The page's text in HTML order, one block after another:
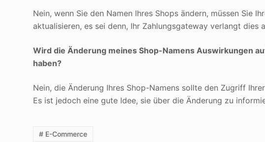
Nein, wenn Sie den Namen Ihres Shops ändern, müssen Sie
aktualisieren, es sei denn, Ihr Zahlungsgateway verlangt dies
Wird die Änderung meines Shop-Namens Auswirkungen
haben?
Nein, die Änderung Ihres Shop-Namens sollte den Zugriff
Es ist jedoch eine gute Idee, sie über die Änderung zu
# E-Commerce